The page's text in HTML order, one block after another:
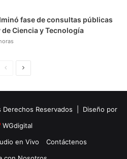
fase de consultas públicas
de Ciencia y Tecnología
i
n
a
u
i
e
Reservados | Diseño por
WGdigital
en Vivo
Contáctenos